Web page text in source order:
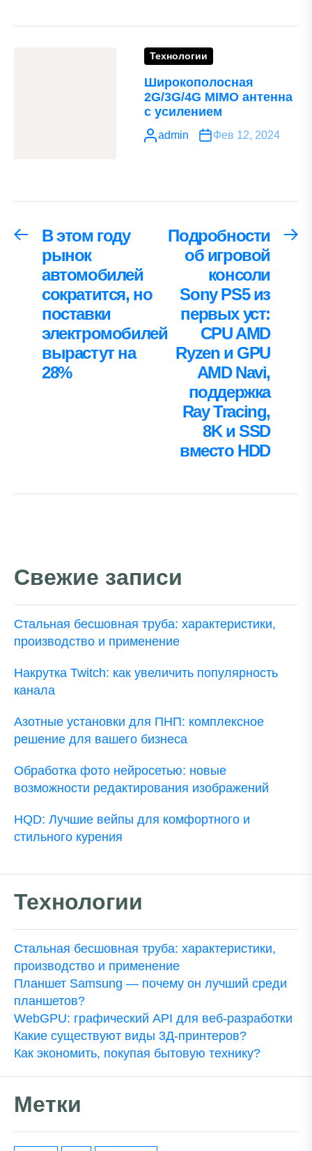
Технологии
Широкополосная
2G/3G/4G MIMO антенна
с усилением
admin Фев 12, 2024
Навигация
записям
Предыдущая
запись:
В этом году
рынок
автомобилей
сократится, но
поставки
электромобилей
вырастут на
28%
Подробности
об игровой
консоли
Sony PS5 из
первых уст:
CPU AMD
Ryzen и GPU
AMD Navi,
поддержка
Ray Tracing,
8K и SSD
вместо HDD
Свежие записи
Стальная бесшовная труба: характеристики,
производство и применение
Накрутка Twitch: как увеличить популярность
канала
Азотные установки для ПНП: комплексное
решение для вашего бизнеса
Обработка фото нейросетью: новые
возможности редактирования изображений
HQD: Лучшие вейпы для комфортного и
стильного курения
Технологии
Стальная бесшовная труба: характеристики,
производство и применение
Планшет Samsung — почему он лучший среди
планшетов?
WebGPU: графический API для веб-разработки
Какие существуют виды 3Д-принтеров?
Как экономить, покупая бытовую технику?
Метки